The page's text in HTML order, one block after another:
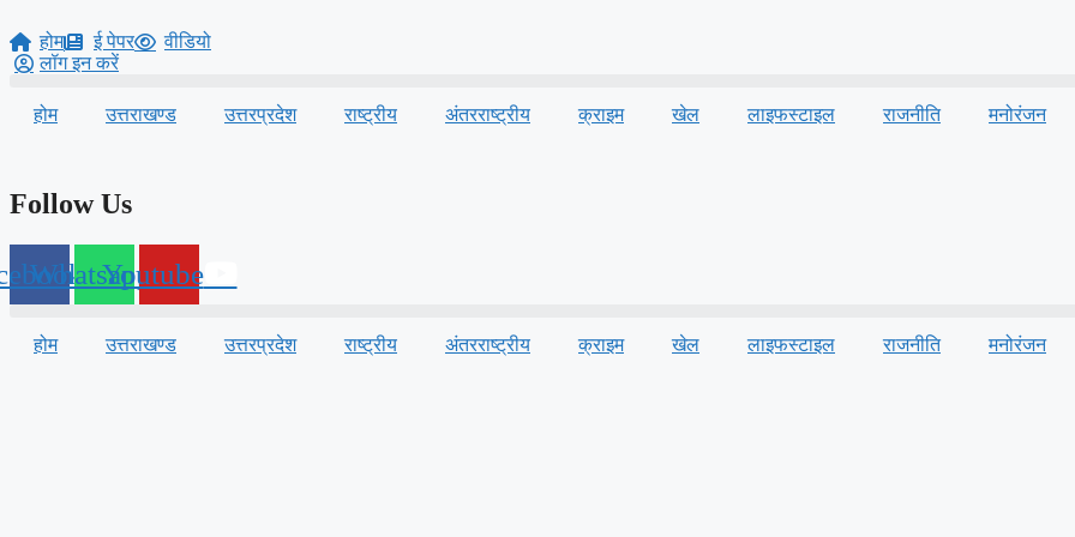
to
content
होम ई पेपर
वीडियो
लॉग इन करें
होम उत्तराखण्ड उत्तरप्रदेश राष्ट्रीय अंतरराष्ट्रीय क्राइम खेल लाइफस्‍टाइल राजनीति मनोरंजन
Follow Us
WhatsappYoutube
होम उत्तराखण्ड उत्तरप्रदेश राष्ट्रीय अंतरराष्ट्रीय क्राइम खेल लाइफस्‍टाइल राजनीति मनोरंजन